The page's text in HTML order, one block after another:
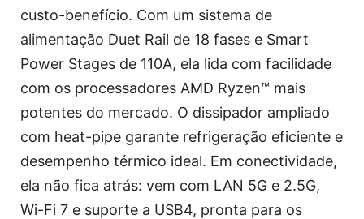
custo-benefício. Com um sistema de
alimentação Duet Rail de 18 fases e Smart
Power Stages de 110A, ela lida com facilidade
com os processadores AMD Ryzen™ mais
potentes do mercado. O dissipador ampliado
com heat-pipe garante refrigeração eficiente e
desempenho térmico ideal. Em conectividade,
ela não fica atrás: vem com LAN 5G e 2.5G,
Wi-Fi 7 e suporte a USB4, pronta para os